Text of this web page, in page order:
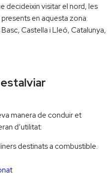
decideixin visitar el nord, les
en aquesta zona:
Castella i Lleó, Catalunya,
manera de conduir et
d’utilitat:
destinats a combustible.